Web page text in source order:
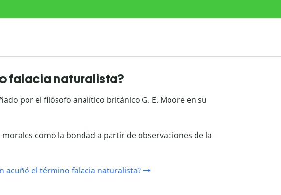
falacia naturalista?
por el filósofo analítico británico G. E. Moore en su
como la bondad a partir de observaciones de la
acuñó el término falacia naturalista?